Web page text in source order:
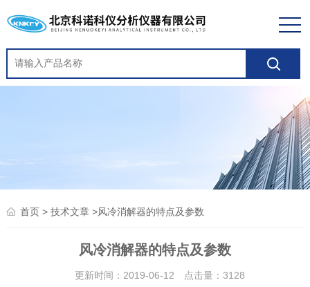
首页> 技术文章>风冷消解器的特点及参数
风冷消解器的特点及参数
更新时间：2019-06-12 点击量： 3128